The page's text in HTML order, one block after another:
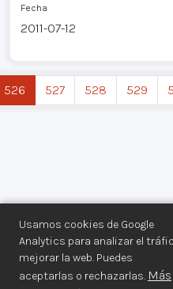
Usamos cookies de Google
Analytics para analizar el
mejorar la web. Puedes
aceptarlas o rechazarlas. Más
Fecha
2011-07-12
526 527 528 529
Centro de Documentación de
Movimientos Armados©